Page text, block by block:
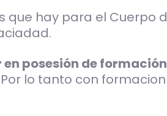
que hay para el Cuerpo
en posesión de
lo tanto con